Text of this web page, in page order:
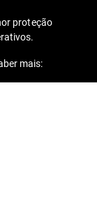
proteção
mais: